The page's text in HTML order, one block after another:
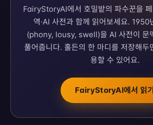
FairyStoryAI에서 호밀밭의 파수꾼을 페
역·AI 사전과 함께 읽어보세요. 1950
(phony, lousy, swell)을 AI 사전이 문
풀어줍니다. 홀든의 한 마디를 저장해두
용할 수 있어요.
FairyStoryAI에서 읽기